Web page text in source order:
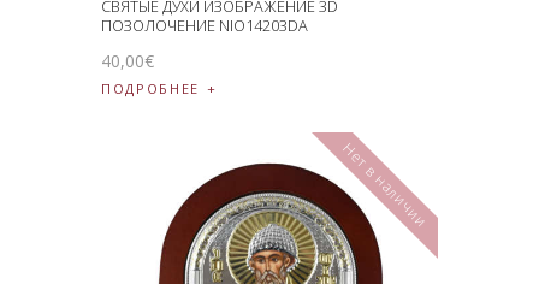
СВЯТЫЕ ДУХИ ИЗОБРАЖЕНИЕ 3D
ПОЗОЛОЧЕНИЕ NIO14203DA
40,00€
ПОДРОБНЕЕ
Нет в наличии